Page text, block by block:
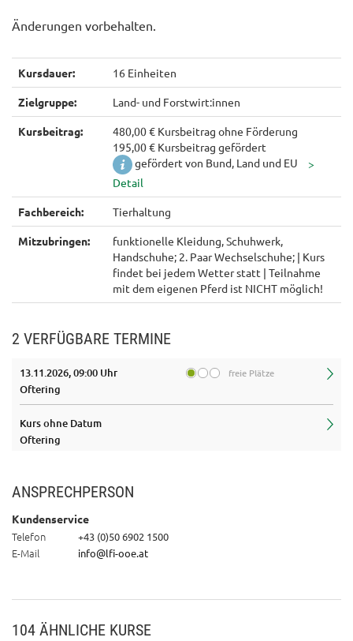
Änderungen vorbehalten.
Kursdauer: 16 Einheiten
Zielgruppe: Land- und Forstwirt:innen
Kursbeitrag:
480,00 € Kursbeitrag ohne Förderung
195,00 € Kursbeitrag gefördert
gefördert von Bund, Land und EU
Fachbereich: Tierhaltung
Mitzubringen:
funktionelle Kleidung, Schuhwerk,
Handschuhe; 2. Paar Wechselschuhe; | Kurs
findet bei jedem Wetter statt | Teilnahme
mit dem eigenen Pferd ist NICHT möglich!
2 VERFÜGBARE TERMINE
13.11.2026, 09:00 Uhr freie Plätze
Oftering
Kurs ohne Datum
Oftering
ANSPRECHPERSON
Kundenservice
Telefon +43 (0)50 6902 1500
E-Mail info@lfi-ooe.at
104 ÄHNLICHE KURSE